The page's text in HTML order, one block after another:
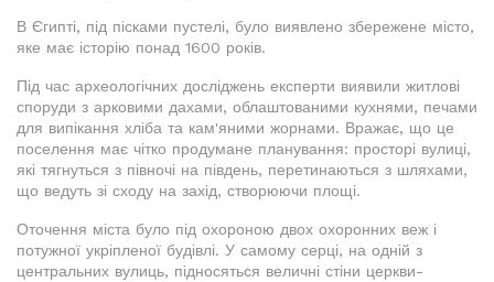
В Єгипті, під пісками пустелі, було виявлено збережене місто,
яке має історію понад 1600 років.
Під час археологічних досліджень експерти виявили житлові
споруди з арковими дахами, облаштованими кухнями, печами
для випікання хліба та кам'яними жорнами. Вражає, що це
поселення має чітко продумане планування: просторі вулиці,
які тягнуться з півночі на південь, перетинаються з шляхами,
що ведуть зі сходу на захід, створюючи площі.
Оточення міста було під охороною двох охоронних веж і
потужної укріпленої будівлі. У самому серці, на одній з
центральних вулиць, підносяться величні стіни церкви-